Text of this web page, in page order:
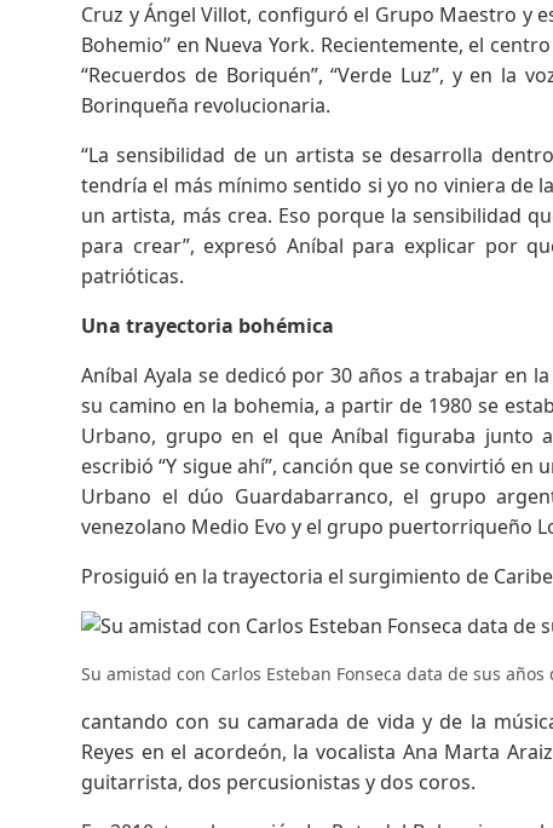
Cruz y Ángel Villot, configuró el Grupo Maestro y
Bohemio” en Nueva York. Recientemente, el
“Recuerdos de Boriquén”, “Verde Luz”, y en la
Borinqueña revolucionaria.
“La sensibilidad de un artista se desarrolla
tendría el más mínimo sentido si yo no viniera de
un artista, más crea. Eso porque la sensibilidad
para crear”, expresó Aníbal para explicar por
patrióticas.
Una trayectoria bohémica
Aníbal Ayala se dedicó por 30 años a trabajar en
su camino en la bohemia, a partir de 1980 se
Urbano, grupo en el que Aníbal figuraba junto a
escribió “Y sigue ahí”, canción que se convirtió
Urbano el dúo Guardabarranco, el grupo
venezolano Medio Evo y el grupo puertorriqueño
Prosiguió en la trayectoria el surgimiento de
Su amistad con Carlos Esteban Fonseca data de sus
cantando con su camarada de vida y de la
Reyes en el acordeón, la vocalista Ana Marta
guitarrista, dos percusionistas y dos coros.